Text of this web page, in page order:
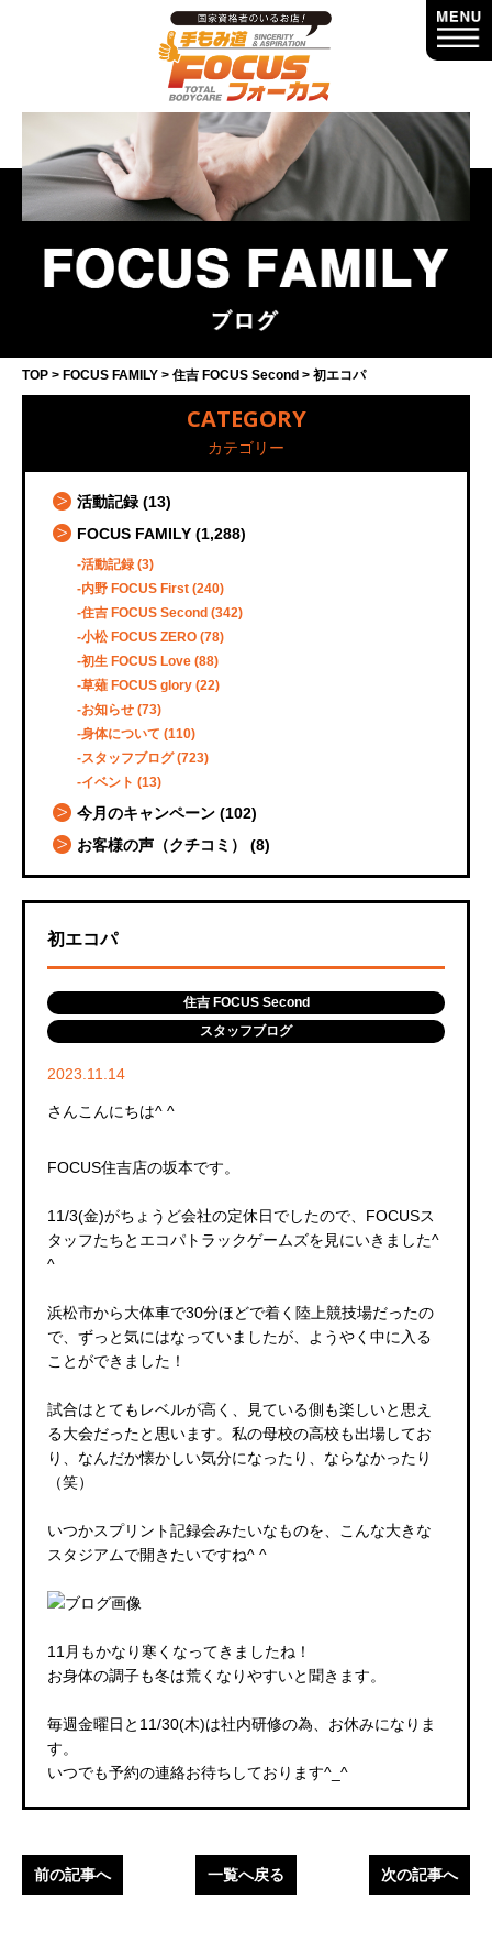
TOP FOCUS FAMILY 住吉 FOCUS Second 初エコパ
CATEGORY
カテゴリー
活動記録 (13)
FOCUS FAMILY (1,288)
活動記録 (3)
内野 FOCUS First (240)
住吉 FOCUS Second (342)
小松 FOCUS ZERO (78)
初生 FOCUS Love (88)
草薙 FOCUS glory (22)
お知らせ (73)
身体について (110)
スタッフブログ(723)
イベント (13)
今月のキャンペーン (102)
お客様の声（クチコミ）
(8)
初エコパ
住吉 FOCUS Second
スタッフブログ
2023.11.14
さんこんにちは^ ^
FOCUS住吉店の坂本です。
11/3(金)がちょうど会社の定休日でしたので、FOCUSス
タッフたちとエコパトラックゲームズを見にいきました^
^
浜松市から大体車で30分ほどで着く陸上競技場だったの
で、ずっと気にはなっていましたが、ようやく中に入る
ことができました！
試合はとてもレベルが高く、見ている側も楽しいと思え
る大会だったと思います。私の母校の高校も出場してお
り、なんだか懐かしい気分になったり、ならなかったり
（笑）
いつかスプリント記録会みたいなものを、こんな大きな
スタジアムで開きたいですね^ ^
11月もかなり寒くなってきましたね！
お身体の調子も冬は荒くなりやすいと聞きます。
毎週金曜日と11/30(木)は社内研修の為、お休みになりま
す。
いつでも予約の連絡お待ちしております^_^
前の記事へ 一覧へ戻る 次の記事へ